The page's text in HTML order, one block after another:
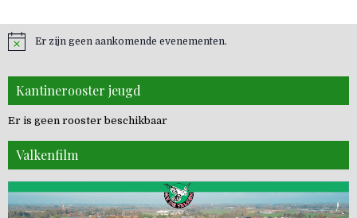
Er zijn geen aankomende evenementen.
Kantinerooster jeugd
Er is geen rooster beschikbaar
Valkenfilm